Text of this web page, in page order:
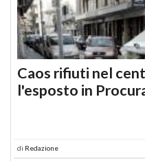
Caos rifiuti nel
l'esposto in
di Redazione